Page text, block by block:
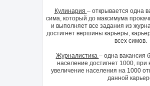
Кулинария – открывается одна
сима, который до максимума
и выполняет все задания из
достигнет вершины карьеры,
всех симов.
Журналистика – одна вакансия
население достигнет 1000,
увеличение населения на 1000
данной